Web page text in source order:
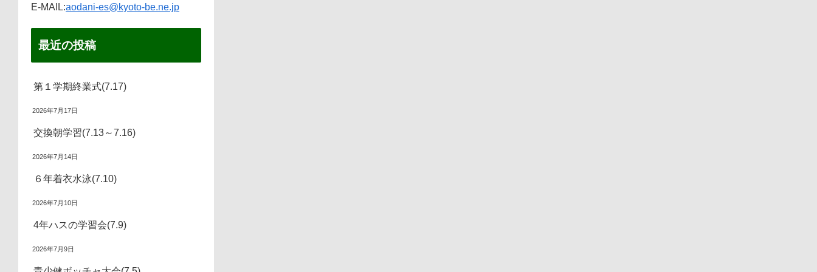
E-MAIL:aodani-es@kyoto-be.ne.jp
最近の投稿
第１学期終業式(7.17)
2026年7月17日
交換朝学習(7.13～7.16)
2026年7月14日
６年着衣水泳(7.10)
2026年7月10日
4年ハスの学習会(7.9)
2026年7月9日